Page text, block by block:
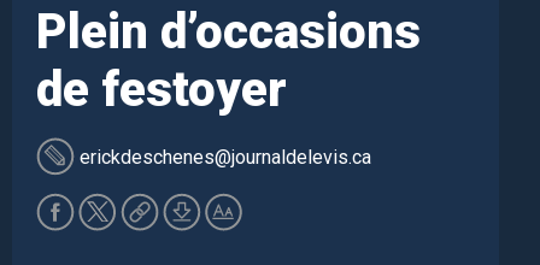
Plein d’occasions
de festoyer
erickdeschenes@journaldelevis.ca